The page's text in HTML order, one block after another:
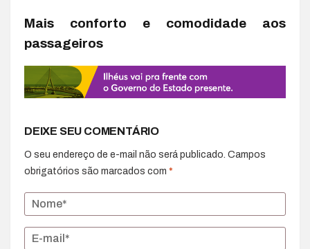
Mais conforto e comodidade aos
passageiros
DEIXE SEU COMENTÁRIO
O seu endereço de e-mail não será publicado. Campos
obrigatórios são marcados com *